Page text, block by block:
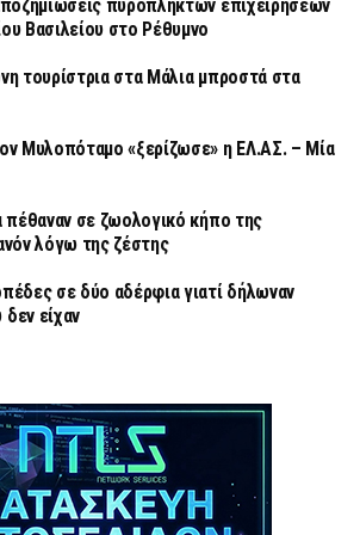
πυρόπληκτων επιχειρήσεων
Βασιλείου στο Ρέθυμνο
τουρίστρια στα Μάλια μπροστά στα
Μυλοπόταμο «ξερίζωσε» η ΕΛ.ΑΣ. – Μία
πέθαναν σε ζωολογικό κήπο της
λόγω της ζέστης
σε δύο αδέρφια γιατί δήλωναν
είχαν